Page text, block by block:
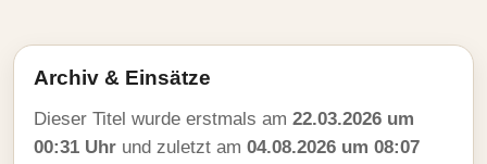
Archiv & Einsätze
Dieser Titel wurde erstmals am 22.03.2026 um
00:31 Uhr und zuletzt am 04.08.2026 um 08:07